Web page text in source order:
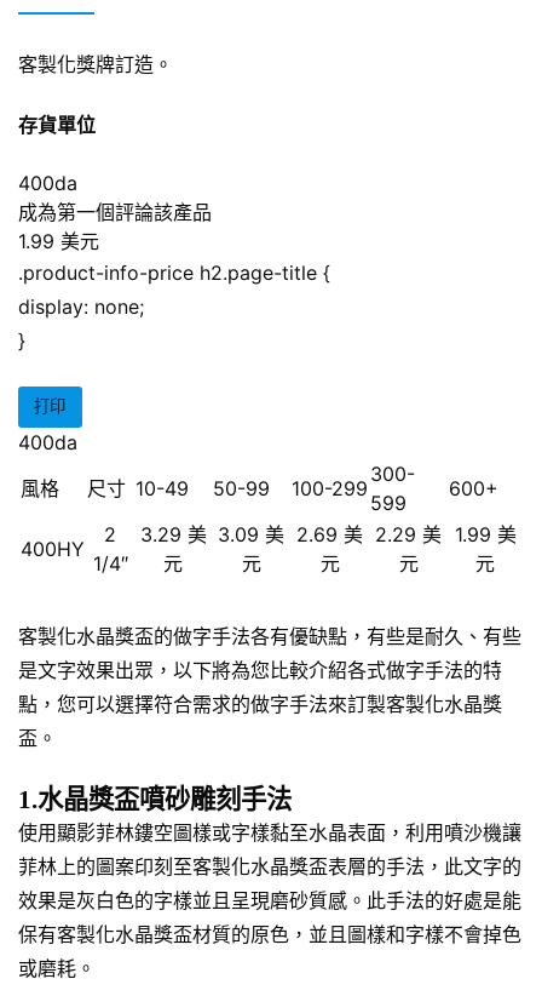
客製化獎牌訂造。
存貨單位
400da
成為第一個評論該產品
1.99 美元
.product-info-price h2.page-title {
display: none;
}
打印
400da
風格
尺寸 10-49 50-99 100-299
300-
599
600+
400HY
2
1/4″
3.29 美
元
3.09 美
元
2.69 美
元
2.29 美
元
1.99 美
元
客製化水晶獎盃的做字手法各有優缺點，有些是耐久、有些
是文字效果出眾，以下將為您比較介紹各式做字手法的特
點，您可以選擇符合需求的做字手法來訂製客製化水晶獎
盃。
1.水晶獎盃噴砂雕刻手法
使用顯影菲林鏤空圖樣或字樣黏至水晶表面，利用噴沙機讓
菲林上的圖案印刻至客製化水晶獎盃表層的手法，此文字的
效果是灰白色的字樣並且呈現磨砂質感。此手法的好處是能
保有客製化水晶獎盃材質的原色，並且圖樣和字樣不會掉色
或磨耗。